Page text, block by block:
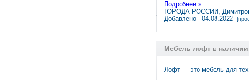
Подробнее »
ГОРОДА РОССИИ,
Добавлено - 04.08.2022
Мебель лофт в
Лофт — это мебель для